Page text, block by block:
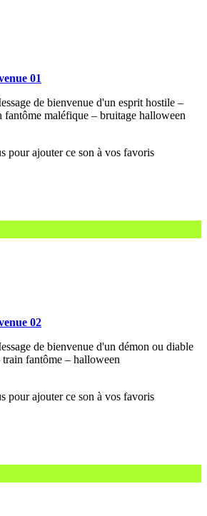
01
de bienvenue d'un esprit hostile –
maléfique – bruitage halloween
02
de bienvenue d'un démon ou diable
train fantôme – halloween